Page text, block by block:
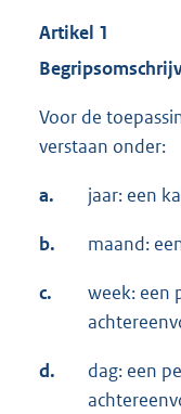
Artikel 1
Voor de
verstaan onder:
a. jaar: een
b. maand:
c.
week: een
d.
dag: een